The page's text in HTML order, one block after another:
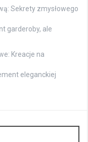
Sekrety zmysłowego
garderoby, ale
Kreacje na
eleganckiej